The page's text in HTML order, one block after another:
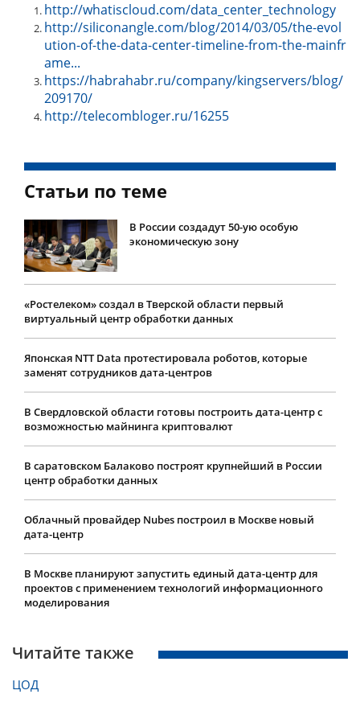
http://whatiscloud.com/data_center_technology
http://siliconangle.com/blog/2014/03/05/the-evol
ution-of-the-data-center-timeline-from-the-mainfr
ame...
https://habrahabr.ru/company/kingservers/blog/
209170/
http://telecombloger.ru/16255
Статьи по теме
В России создадут 50-ую особую
экономическую зону
«Ростелеком» создал в Тверской области первый
виртуальный центр обработки данных
Японская NTT Data протестировала роботов, которые
заменят сотрудников дата-центров
В Свердловской области готовы построить дата-центр с
возможностью майнинга криптовалют
В саратовском Балаково построят крупнейший в России
центр обработки данных
Облачный провайдер Nubes построил в Москве новый
дата-центр
В Москве планируют запустить единый дата-центр для
проектов с применением технологий информационного
моделирования
Читайте также
ЦОД